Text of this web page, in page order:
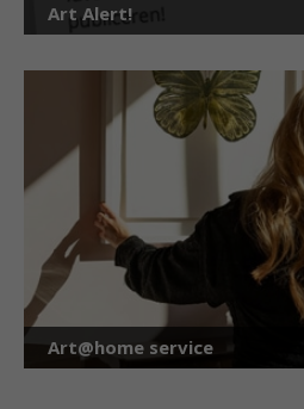
Art Alert!
Art@home service